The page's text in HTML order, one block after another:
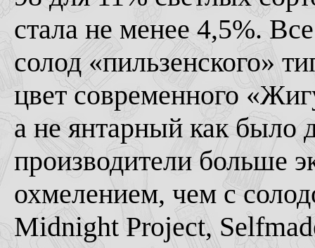
стала не менее 4,5%.
солод «пильзенского»
цвет современного
а не янтарный как
производители больше
охмелением, чем с
Midnight Project,